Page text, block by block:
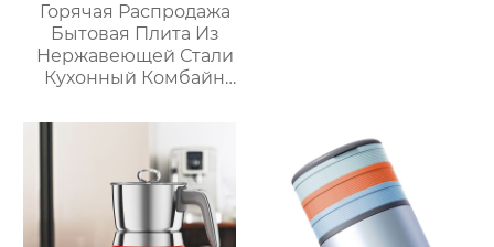
Горячая Распродажа
Бытовая Плита Из
Нержавеющей Стали
Кухонный Комбайн
Кухонный Комбайн
Робот De Cocina